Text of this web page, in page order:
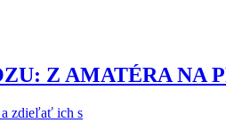
Z AMATÉRA NA
a zdieľať ich s